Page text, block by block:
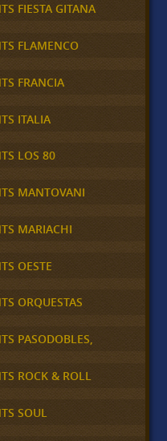
FIESTA GITANA
FLAMENCO
FRANCIA
ITALIA
LOS 80
MANTOVANI
MARIACHI
OESTE
ORQUESTAS
PASODOBLES,
ROCK & ROLL
SOUL